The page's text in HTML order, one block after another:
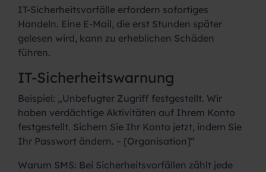
IT-Sicherheitsvorfälle erfordern sofortiges
Handeln. Eine E-Mail, die erst Stunden später
gelesen wird, kann zu erheblichen Schäden
führen.
IT-Sicherheitswarnung
Beispiel: „Unbefugter Zugriff festgestellt. Wir
haben verdächtige Aktivitäten auf Ihrem Konto
festgestellt. Sichern Sie Ihr Konto jetzt, indem Sie
Ihr Passwort ändern. – [Organisation]“
Warum SMS: Bei Sicherheitsvorfällen zählt jede